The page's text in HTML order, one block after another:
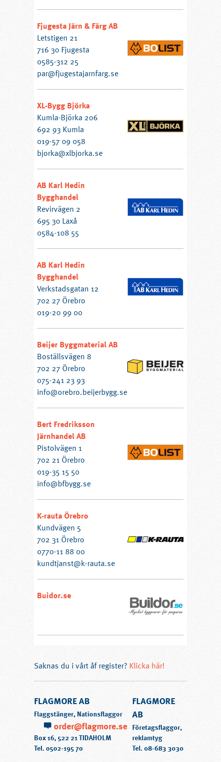
Fjugesta Järn & Färg AB
Letstigen 21
716 30 Fjugesta
0585-312 25
par@fjugestajarnfarg.se
XL-Bygg Björka
Kumla-Björka 206
692 93 Kumla
019-57 09 058
bjorka@xlbjorka.se
AB Karl Hedin
Bygghandel
Revirvägen 2
695 30 Laxå
0584-108 55
AB Karl Hedin
Bygghandel
Verkstadsgatan 12
702 27 Örebro
019-20 99 00
Beijer Byggmaterial AB
Boställsvägen 8
702 27 Örebro
075-241 23 93
info@orebro.beijerbygg.se
Bert Fredriksson
Järnhandel AB
Pistolvägen 1
702 21 Örebro
019-35 15 50
info@bfbygg.se
K-rauta Örebro
Kundvägen 5
702 31 Örebro
0770-11 88 00
kundtjanst@k-rauta.se
Buidor.se
Saknas du i vårt åf register? Klicka här!
FLAGMORE AB
Flaggstänger, Nationsflaggor
order@flagmore.se
Box 16, 522 21 TIDAHOLM
Tel.0502-195 70
FLAGMORE
AB
Företagsflaggor,
reklamtyg
Tel.08-683 3030